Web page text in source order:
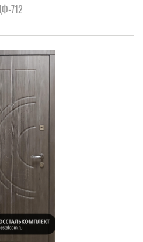
712